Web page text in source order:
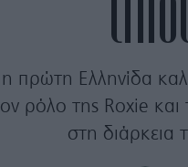
η πρώτη Ελληνίδα
ρόλο της Roxie
στη διάρκεια